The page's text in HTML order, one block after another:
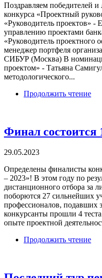
Поздравляем победителей и
конкурса «Проектный
«Руководитель проектов» -
управлению проектами
«Руководитель
менеджер портфеля
СИБУР (Москва) В
проектом» - Татьяна
методологического...
Продолжить чтение
Финал состоится
29.05.2023
Определены финалисты
– 2023»! В этом году по
дистанционного отбора за
поборются 27 сильнейших
профессионалов, подавших
конкурсанты прошли 4
опыте проектной
Продолжить чтение